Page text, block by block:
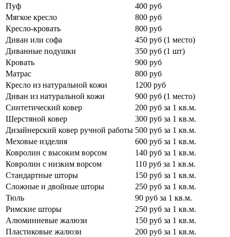
Пуф
400 руб
Мягкое кресло
800 руб
Кресло-кровать
800 руб
Диван или софа
450 руб (1 место)
Диванные подушки
350 руб (1 шт)
Кровать
900 руб
Матрас
800 руб
Кресло из натуральной кожи
1200 руб
Диван из натуральной кожи
900 руб (1 место)
Синтетический ковер
200 руб за 1 кв.м.
Шерстяной ковер
300 руб за 1 кв.м.
Дизайнерский ковер ручной работы 500 руб за 1 кв.м.
Меховые изделия
600 руб за 1 кв.м.
Ковролин с высоким ворсом
140 руб за 1 кв.м.
Ковролин с низким ворсом
110 руб за 1 кв.м.
Стандартные шторы
150 руб за 1 кв.м.
Сложные и двойные шторы
250 руб за 1 кв.м.
Тюль
90 руб за 1 кв.м.
Римские шторы
250 руб за 1 кв.м.
Алюминиевые жалюзи
150 руб за 1 кв.м.
Пластиковые жалюзи
200 руб за 1 кв.м.